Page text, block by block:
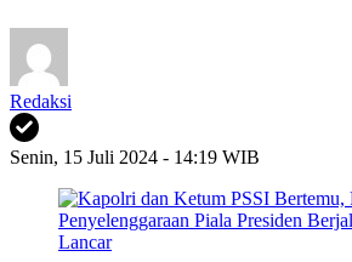
Redaksi
Senin, 15 Juli 2024 - 14:19 WIB